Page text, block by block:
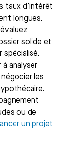
taux d’intérêt
longues.
solide et
spécialisé.
analyser
les
ou de
un projet